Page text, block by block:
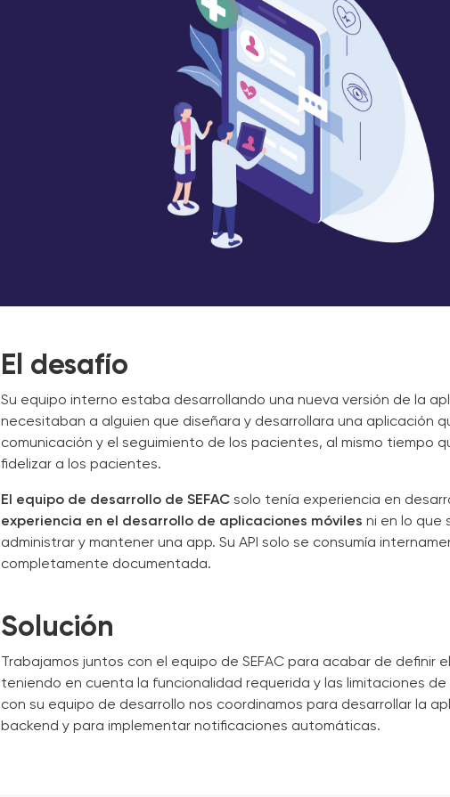
El desafío
Su equipo interno estaba desarrollando una nueva versión de la
necesitaban a alguien que diseñara y desarrollara una aplicación
comunicación y el seguimiento de los pacientes, al mismo tiempo
fidelizar a los pacientes.
El equipo de desarrollo de SEFACsolo tenía experiencia en
experiencia en el desarrollo de aplicaciones móviles ni en lo que
administrar y mantener una app. Su API solo se consumía
completamente documentada.
Solución
Trabajamos juntos con el equipo de SEFAC para acabar de definir
teniendo en cuenta la funcionalidad requerida y las limitaciones
con su equipo de desarrollo nos coordinamos para desarrollar la
backend y para implementar notificaciones automáticas.